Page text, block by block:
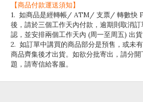
【商品付款運送須知】
1. 如商品是經轉帳/ ATM/ 支票/ 轉數快
後，請於三個工作天內付款，逾期則取消
認，並安排兩個工作天內 (周一至周五) 出貨
2. 如訂單中講買的商品部分是預售，或未
商品齊集後才出貨。如欲分批寄出，請分
題，請寄信給客服。